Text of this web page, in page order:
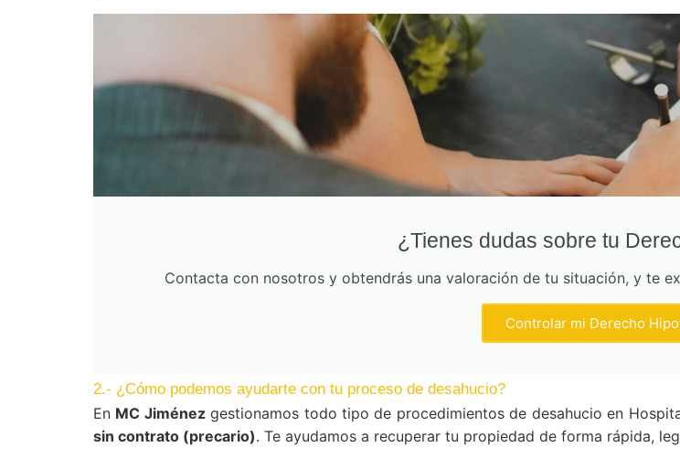
¿Tienes dudas sobre tu
Contacta con nosotros y obtendrás una valoración de tu situación, y te
Controlar mi Derecho
2.- ¿Cómo podemos ayudarte con tu proceso de desahucio?
En MC Jiménezgestionamos todo tipo de procedimientos de desahucio en
sin contrato (precario). Te ayudamos a recuperar tu propiedad de forma rápida,